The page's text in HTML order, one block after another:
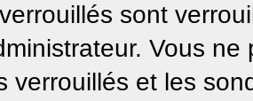
sont
Vous
verrouillés et les